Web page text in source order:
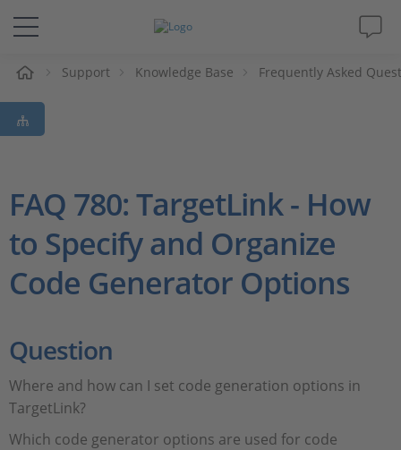
솔루션 및 제품
Support
Magazine
회사
인재채용
Support Knowledge Base Frequently Asked
FAQ 780: TargetLink - How
to Specify and Organize
Code Generator Options
Question
Where and how can I set code generation options in
TargetLink?
Which code generator options are used for code